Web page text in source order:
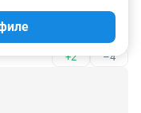
на душу!
+2 –4